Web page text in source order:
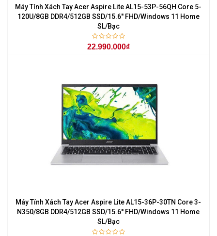
Máy Tính Xách Tay Acer Aspire Lite AL15-53P-56QH Core 5-
120U/8GB DDR4/512GB SSD/15.6'' FHD/Windows 11 Home
SL/Bạc
22.990.000₫
Máy Tính Xách Tay Acer Aspire Lite AL15-36P-30TN Core 3-
N350/8GB DDR4/512GB SSD/15.6'' FHD/Windows 11 Home
SL/Bạc